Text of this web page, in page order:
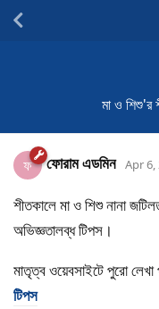
মা ও শিশু'র
ফ ফোরাম এডমিন Apr 6,
শীতকালে মা ও শিশু নানা
অভিজ্ঞতালব্ধ টিপস।
মাতৃত্ব ওয়েবসাইটে পুরো লেখা
টিপস